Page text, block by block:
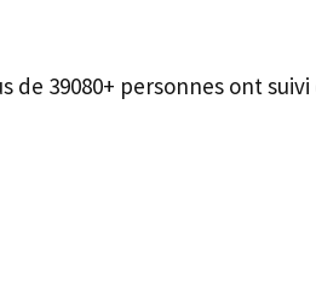
de 39080+ personnes ont